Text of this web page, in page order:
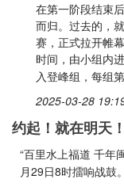
在第一阶段结束
而归。过去的，
赛，正式拉开帷
时间，由小组内
入登峰组，每组
2025-03-28
约起！就在明天
“百里水上福道 千年
月29日8时擂响战鼓。